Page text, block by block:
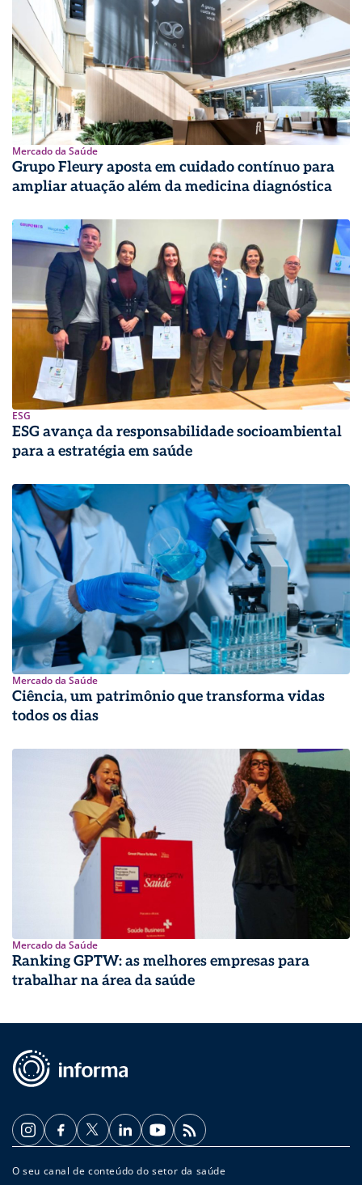
Mercado da Saúde
Grupo Fleury aposta em cuidado contínuo para
ampliar atuação além da medicina diagnóstica
ESG
ESG avança da responsabilidade socioambiental
para a estratégia em saúde
Mercado da Saúde
Ciência, um patrimônio que transforma vidas
todos os dias
Mercado da Saúde
Ranking GPTW: as melhores empresas para
trabalhar na área da saúde
O seu canal de conteúdo do setor da saúde